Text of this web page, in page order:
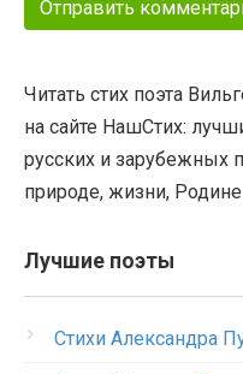
Читать стих поэта
на сайте НашСтих:
русских и зарубежных
природе, жизни,
Лучшие поэты
Стихи Александра